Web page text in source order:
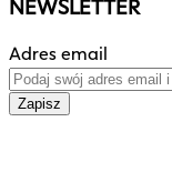
NEWSLETTER
Adres email
Zapisz